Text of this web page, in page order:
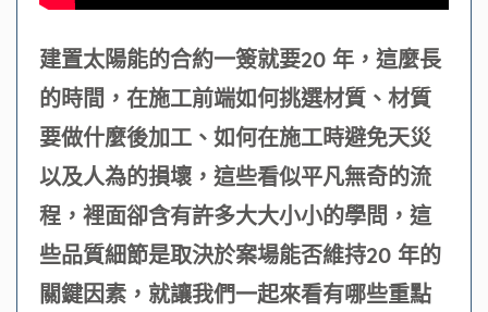
建置太陽能的合約一簽就要20 年，這麼長
的時間，在施工前端如何挑選材質、材質
要做什麼後加工、如何在施工時避免天災
以及人為的損壞，這些看似平凡無奇的流
程，裡面卻含有許多大大小小的學問，這
些品質細節是取決於案場能否維持20 年的
關鍵因素，就讓我們一起來看有哪些重點